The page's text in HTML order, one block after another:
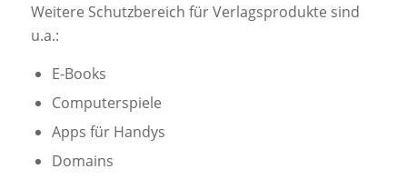
Weitere Schutzbereich für Verlagsprodukte sind
u.a.:
E-Books
Computerspiele
Apps für Handys
Domains